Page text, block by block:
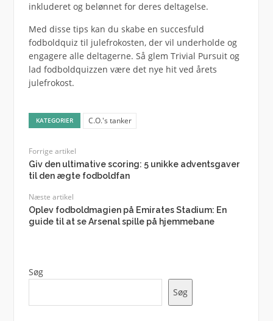
inkluderet og belønnet for deres deltagelse.
Med disse tips kan du skabe en succesfuld
fodboldquiz til julefrokosten, der vil underholde og
engagere alle deltagerne. Så glem Trivial Pursuit og
lad fodboldquizzen være det nye hit ved årets
julefrokost.
KATEGORIER C.O.'s tanker
Forrige artikel
Giv den ultimative scoring: 5 unikke adventsgaver
til den ægte fodboldfan
Næste artikel
Oplev fodboldmagien på Emirates Stadium: En
guide til at se Arsenal spille på hjemmebane
Søg
Søg